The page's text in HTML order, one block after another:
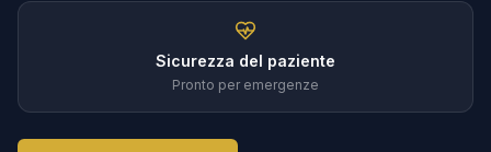
Sicurezza del paziente
Pronto per emergenze